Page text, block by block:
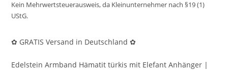
Kein Mehrwertsteuerausweis, da Kleinunternehmer nach §19 (1)
UStG.
✿ GRATIS Versand in Deutschland✿
Edelstein Armband Hämatit türkis mit Elefant Anhänger |